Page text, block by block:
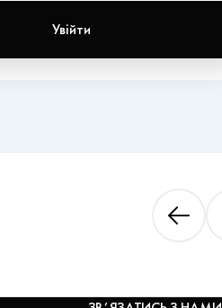
Увійти